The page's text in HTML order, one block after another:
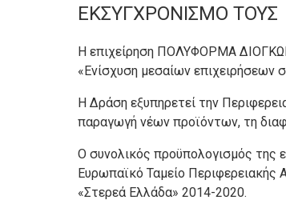
ΕΚΣΥΓΧΡΟΝΙΣΜΟ ΤΟΥΣ
Η επιχείρηση ΠΟΛΥΦΟΡΜΑ
«Ενίσχυση μεσαίων επιχειρήσεων
Η Δράση εξυπηρετεί την
παραγωγή νέων προϊόντων, τη
Ο συνολικός προϋπολογισμός της
Ευρωπαϊκό Ταμείο
«Στερεά Ελλάδα» 2014-2020.